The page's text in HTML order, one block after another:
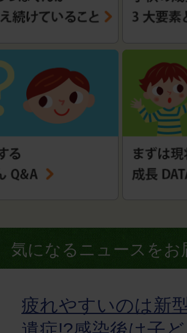
気になるニュースをお
疲れやすいのは新